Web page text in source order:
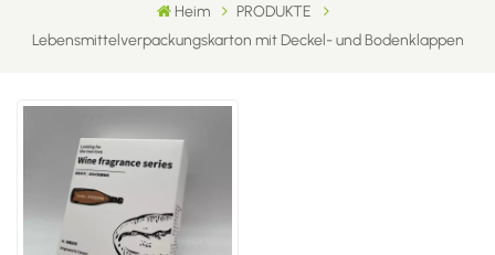
Heim
PRODUKTE
Lebensmittelverpackungskarton mit Deckel- und Bodenklappen